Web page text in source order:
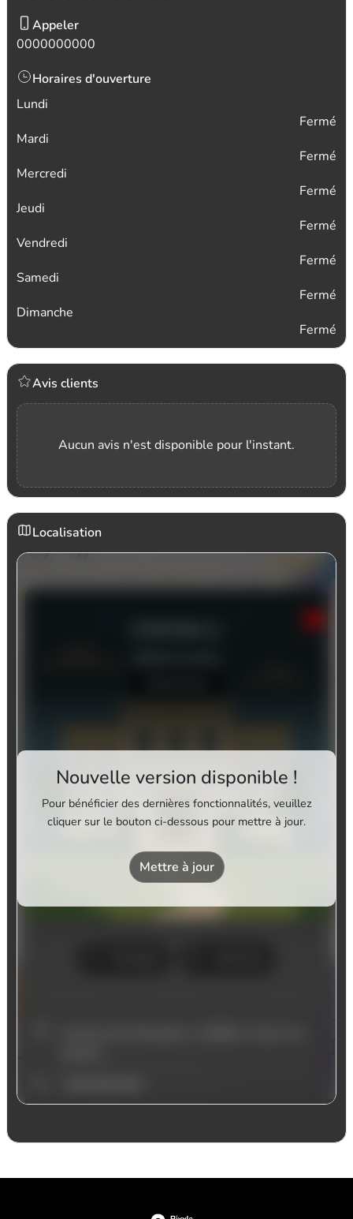
Appeler
0000000000
Horaires d'ouverture
Lundi
Fermé
Mardi
Fermé
Mercredi
Fermé
Jeudi
Fermé
Vendredi
Fermé
Samedi
Fermé
Dimanche
Fermé
Avis clients
Aucun avis n'est disponible pour l'instant.
Localisation